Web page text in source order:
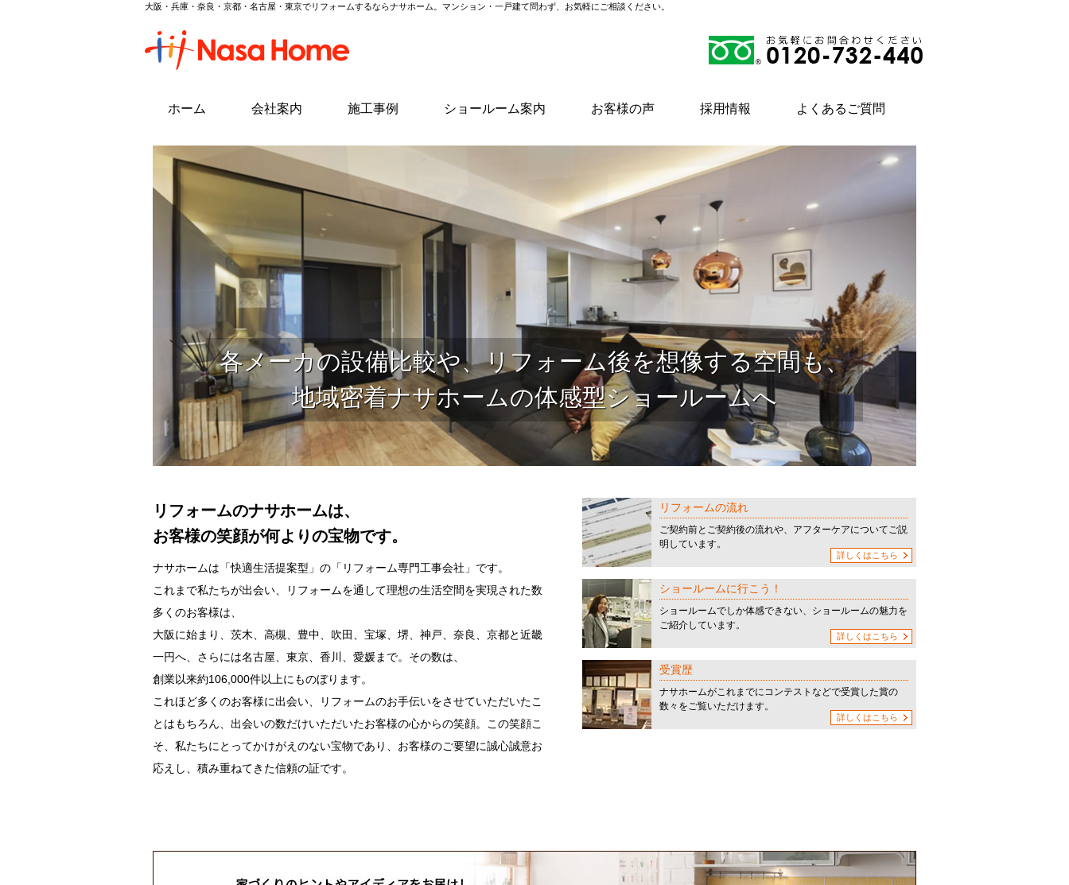
大阪・兵庫・奈良・京都・名古屋・東京でリフォームするならナサホーム。 マンション・一戸建て問わず、お気軽にご相談ください。
ホーム 会社案内 施工事例 ショールーム案内 お客様の声 採用情報 よくあるご質問
各メーカの設備比較や、リフォーム後を想像する空間も、
地域密着ナサホームの体感型ショールームへ
リフォームのナサホームは、
お客様の笑顔が何よりの宝物です。
ナサホームは「快適生活提案型」の「リフォーム専門工事会社」です。
これまで私たちが出会い、リフォームを通して理想の生活空間を実現された数
多くのお客様は、
大阪に始まり、茨木、高槻、豊中、吹田、宝塚、堺、神戸、奈良、京都と近畿
一円へ、さらには名古屋、東京、香川、愛媛まで。その数は、
創業以来約106,000件以上にものぼります。
これほど多くのお客様に出会い、リフォームのお手伝いをさせていただいたこ
とはもちろん、出会いの数だけいただいたお客様の心からの笑顔。この笑顔こ
そ、私たちにとってかけがえのない宝物であり、お客様のご要望に誠心誠意お
応えし、積み重ねてきた信頼の証です。
リフォームの流れ
ご契約前とご契約後の流れや、アフターケアについてご説
明しています。
詳しくはこちら
ショールームに行こう！
ショールームでしか体感できない、ショールームの魅力を
ご紹介しています。
詳しくはこちら
受賞歴
ナサホームがこれまでにコンテストなどで受賞した賞の
数々をご覧いただけます。
詳しくはこちら